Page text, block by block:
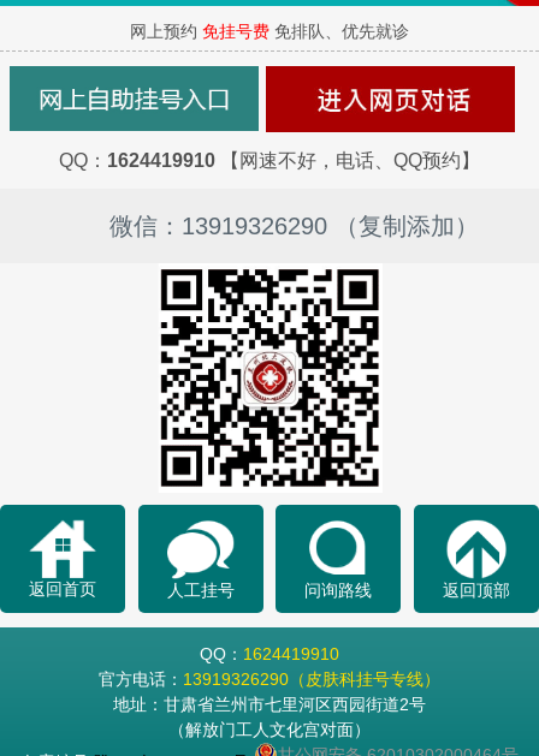
网上预约 免挂号费 免排队、优先就诊
QQ： 1624419910 【网速不好，电话、QQ预约】
微信：13919326290 （复制添加）
返回首页 人工挂号 问询路线 返回顶部
QQ： 1624419910
官方电话： 13919326290（皮肤科挂号专线）
地址：甘肃省兰州市七里河区西园街道2号
（解放门工人文化宫对面）